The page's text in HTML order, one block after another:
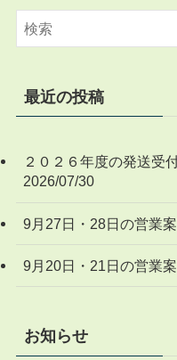
最近の投稿
２０２６年度の発送受
2026/07/30
9月27日・28日の営
9月20日・21日の営業
お知らせ